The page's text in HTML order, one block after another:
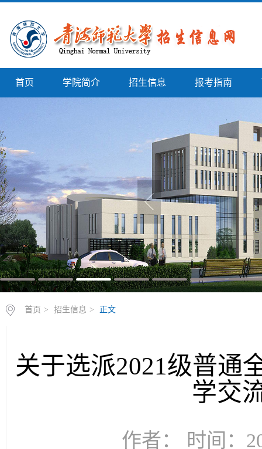
首页 学院简介 招生信息 报考指南
首页 > 招生信息 > 正文
关于选派2021级普通
学交
作者： 时间：